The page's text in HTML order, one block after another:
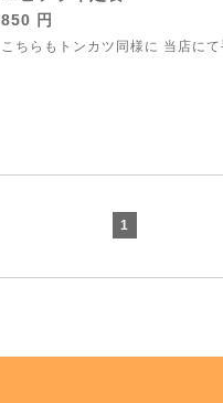
850 円
こちらもトンカツ同様に 当店に
1